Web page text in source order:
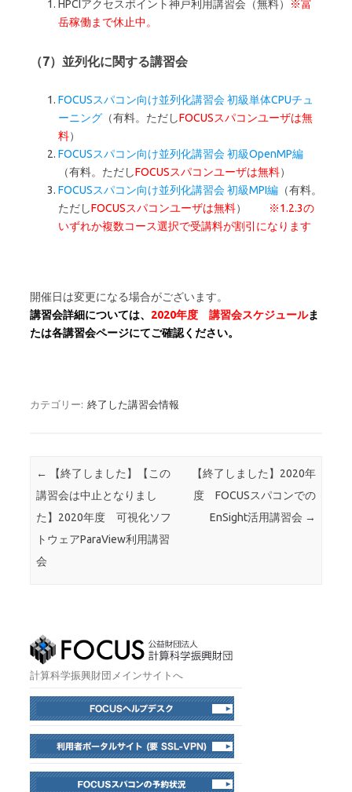
HPCIアクセスポイント神戸利用講習会（無料）
※富
岳稼働まで休止中。
（7）並列化に関する講習会
FOCUSスパコン向け並列化講習会 初級単体CPUチュ
ーニング （有料。ただしFOCUSスパコンユーザは無
料）
FOCUSスパコン向け並列化講習会 初級OpenMP編
（有料。ただしFOCUSスパコンユーザは無料）
FOCUSスパコン向け並列化講習会 初級MPI編 （有料。
ただしFOCUSスパコンユーザは無料）
※1.2.3の
いずれか複数コース選択で受講料が割引になります
開催日は変更になる場合がございます。
講習会詳細については、 2020年度 講習会スケジュールま
たは各講習会ページにてご確認ください。
カテゴリー: 終了した講習会情報
投稿ナビゲーション
←
【終了しました】【この
講習会は中止となりまし
た】2020年度 可視化ソフ
トウェアParaView利用講習
会
【終了しました】2020年
度 FOCUSスパコンでの
EnSight活用講習会 →
計算科学振興財団メインサイトへ